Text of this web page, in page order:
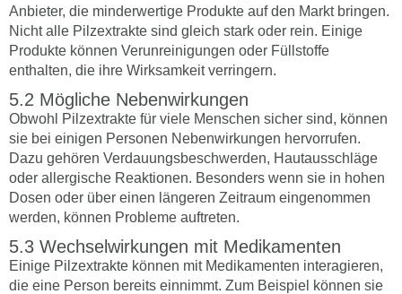
Anbieter, die minderwertige Produkte auf den Markt bringen.
Nicht alle Pilzextrakte sind gleich stark oder rein. Einige
Produkte können Verunreinigungen oder Füllstoffe
enthalten, die ihre Wirksamkeit verringern.
Mögliche Nebenwirkungen
Obwohl Pilzextrakte für viele Menschen sicher sind, können
sie bei einigen Personen Nebenwirkungen hervorrufen.
Dazu gehören Verdauungsbeschwerden, Hautausschläge
oder allergische Reaktionen. Besonders wenn sie in hohen
Dosen oder über einen längeren Zeitraum eingenommen
werden, können Probleme auftreten.
Wechselwirkungen mit Medikamenten
Einige Pilzextrakte können mit Medikamenten interagieren,
die eine Person bereits einnimmt. Zum Beispiel können sie